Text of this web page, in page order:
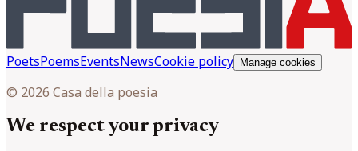
PoetsPoemsEventsNewsCookie policy Manage cookies
© 2026 Casa della poesia
We respect your privacy